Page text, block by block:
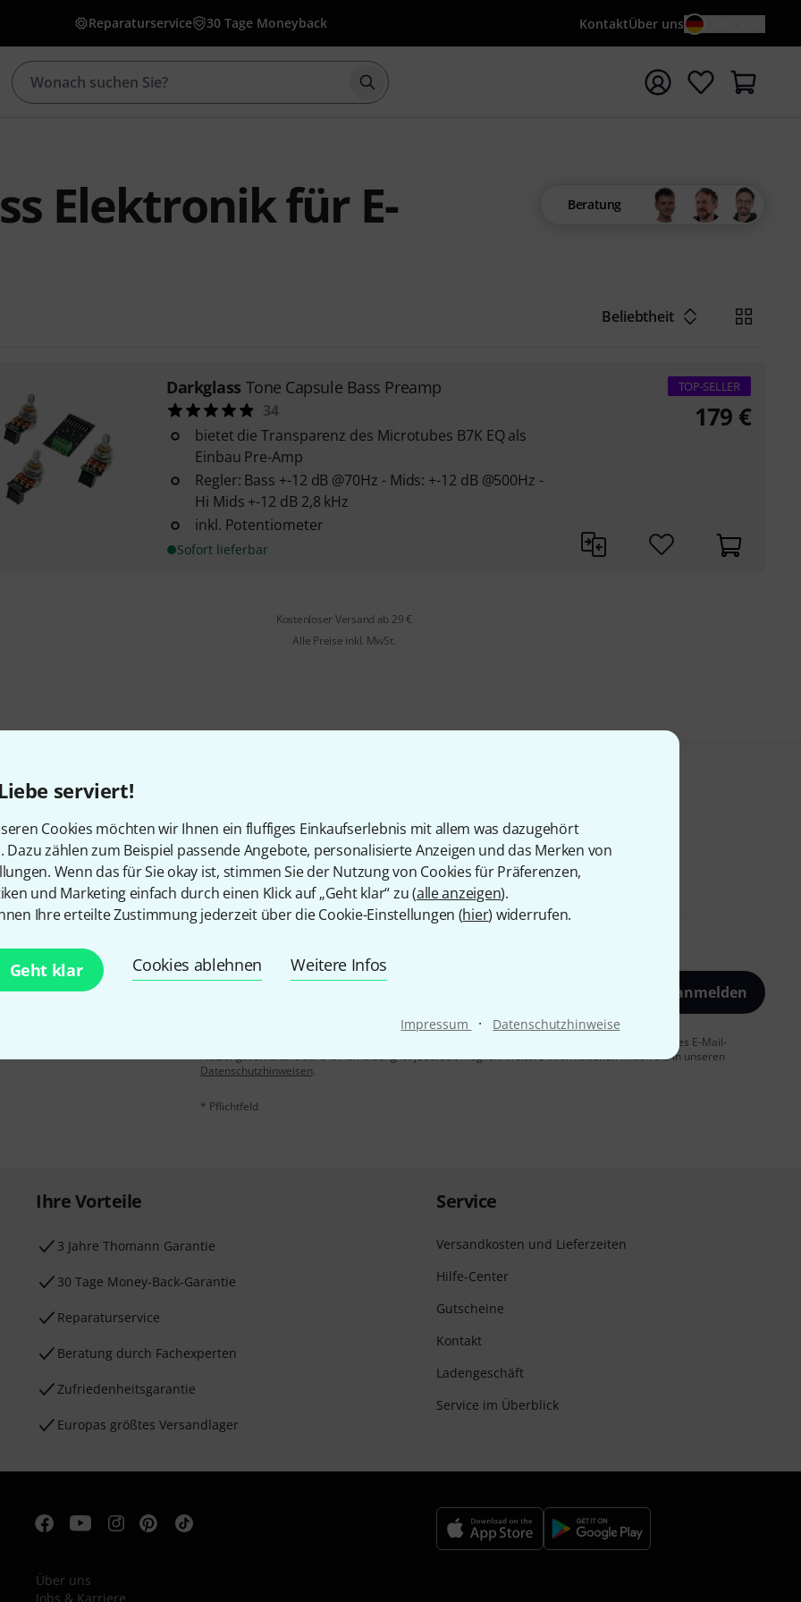
serviert!
Cookies möchten wir Ihnen ein fluffiges Einkaufserlebnis mit allem was dazugehört
Dazu zählen zum Beispiel passende Angebote, personalisierte Anzeigen und das Merken von
Wenn das für Sie okay ist, stimmen Sie der Nutzung von Cookies für Präferenzen,
und Marketing einfach durch einen Klick auf „Geht klar“ zu (alle anzeigen).
Ihre erteilte Zustimmung jederzeit über die Cookie-Einstellungen (hier) widerrufen.
Geht klar Cookies ablehnen Weitere Infos
Impressum · Datenschutzhinweise
Reparaturservice 30 Tage Moneyback KontaktÜber uns
Suche mit Suchwort {searchTerm} starten
Elektronik für E-
Beratung
Beliebtheit
Darkglass Tone Capsule Bass Preamp
34
bietet die Transparenz des Microtubes B7K EQ als
Einbau Pre-Amp
Regler: Bass +-12 dB @70Hz - Mids: +-12 dB @500Hz -
Hi Mids +-12 dB 2,8 kHz
inkl. Potentiometer
Sofort lieferbar
TOP-SELLER
179 €
Kostenloser Versand ab 29 €
Alle Preise inkl. MwSt.
Gefällt Ihnen, was Sie sehen?
Teilen Hilfe & Feedback
mit etwas Glück
Jetzt anmelden
Mit Klick auf „Jetzt anmelden“ stimmen Sie dem Erhalt von E-Mail-Werbung und einer Messung des E-Mail-
Nutzungsverhaltens zu. Die Abmeldung ist jederzeit möglich. Weitere Informationen finden Sie in unseren
Datenschutzhinweisen.
* Pflichtfeld
Ihre Vorteile
3 Jahre Thomann Garantie
30 Tage Money-Back-Garantie
Reparaturservice
Beratung durch Fachexperten
Zufriedenheitsgarantie
Europas größtes Versandlager
Service
Versandkosten und Lieferzeiten
Hilfe-Center
Gutscheine
Kontakt
Ladengeschäft
Service im Überblick
Über uns
Jobs & Karriere